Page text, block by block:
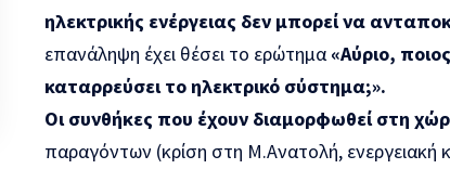
ηλεκτρικής ενέργειας δεν μπορεί να
επανάληψη έχει θέσει το ερώτημα«Αύριο,
καταρρεύσει το ηλεκτρικό σύστημα;».
Οι συνθήκες που έχουν διαμορφωθεί στη
παραγόντων (κρίση στη Μ.Ανατολή, ενεργειακή